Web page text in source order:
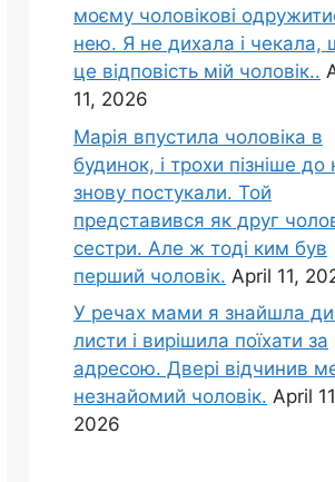
моєму чоловікові
нею. Я не дихала і чекала,
це відповість мій чоловік..
11, 2026
Марія впустила чоловіка в
будинок, і трохи пізніше до
знову постукали. Той
представився як друг
сестри. Але ж тоді ким був
перший чоловік. April 11,
У речах мами я знайшла
листи і вирішила поїхати за
адресою. Двері відчинив
незнайомий чоловік. April
2026